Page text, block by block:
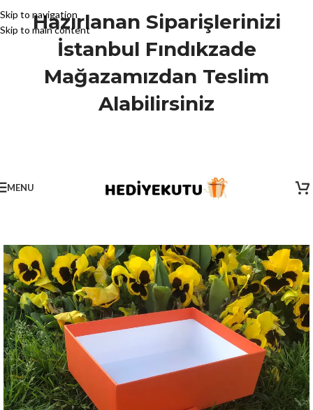
Skip to navigation
Skip to main content
Hazırlanan Siparişlerinizi
İstanbul Fındıkzade
Mağazamızdan Teslim
Alabilirsiniz
MENU